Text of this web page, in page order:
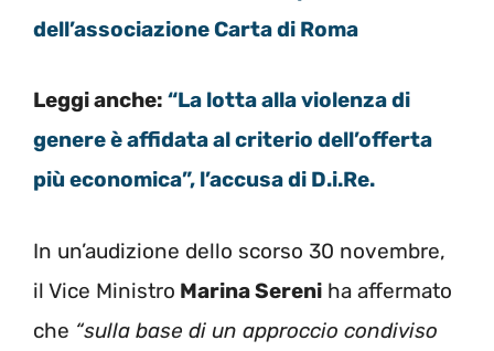
dell’associazione Carta di Roma
Leggi anche: “La lotta alla violenza di
genere è affidata al criterio dell’offerta
più economica”, l’accusa di D.i.Re.
In un’audizione dello scorso 30 novembre,
il Vice Ministro Marina Sereni ha affermato
che “sulla base di un approccio condiviso